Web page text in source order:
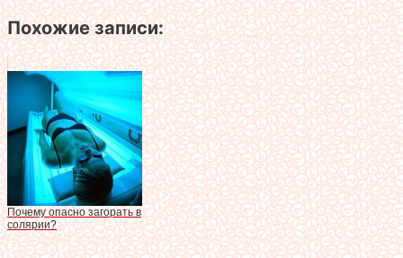
Похожие записи:
Почему опасно загорать в
солярии?